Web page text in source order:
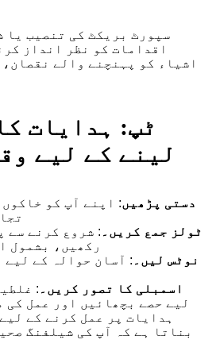
سپورٹ بریکٹ کی تنصیب یا
اقدامات کو نظر انداز
اشیاء کو پہنچنے والے
لینے کے لیے
دستی پڑھیں: اپنے آپ کو
ٹولز جمع کریں۔ : شروع کرنے سے
رکھیں، بشمول
نوٹس لیں۔ : آسان حوالہ کے لیے
اسمبلی کا تصور کریں۔ :
لیے حصے بچھائیں اور عمل کی
ہدایات پر عمل کرنے کے
بناتا ہے کہ آپ کی شیلفنگ